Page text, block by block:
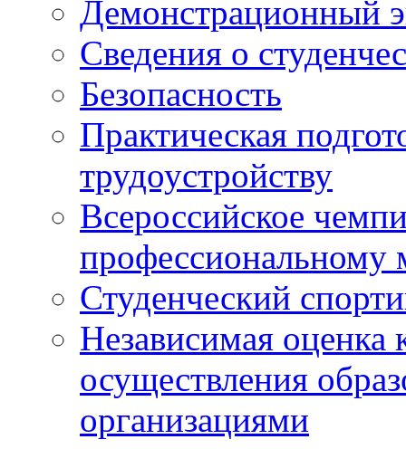
Демонстрационный
Сведения о
Безопасность
Практическая
трудоустройству
Всероссийское
профессиональному
Студенческий
Независимая оценка
осуществления
организациями